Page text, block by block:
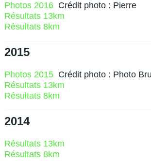
Photos 2016 Crédit photo : Pierre
Résultats 13km
Résultats 8km
2015
Photos 2015 Crédit photo : Photo
Résultats 13km
Résultats 8km
2014
Résultats 13km
Résultats 8km